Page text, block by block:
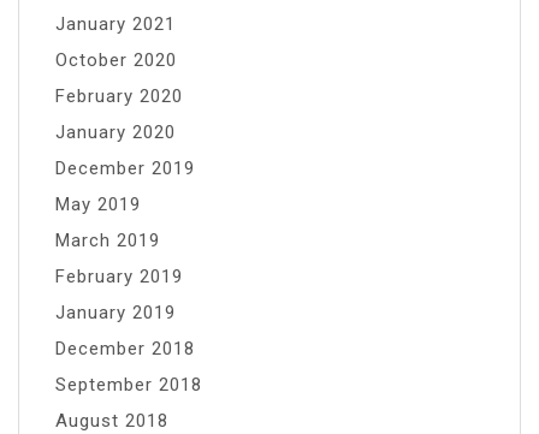
January 2021
October 2020
February 2020
January 2020
December 2019
May 2019
March 2019
February 2019
January 2019
December 2018
September 2018
August 2018